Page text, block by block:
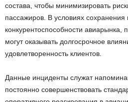
состава, чтобы минимизировать
пассажиров. В условиях сохранения
конкурентоспособности авиарынка,
могут оказывать долгосрочное
удовлетворенность клиентов.
Данные инциденты служат
постоянно совершенствовать